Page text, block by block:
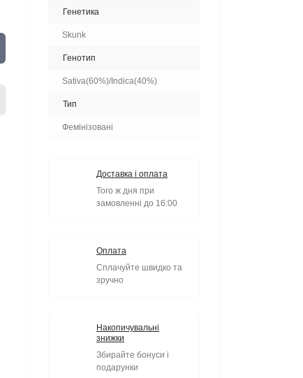
Генетика
Skunk
Генотип
Sativa(60%)/Indica(40%)
Тип
Фемінізовані
Доставка і оплата
Того ж дня при
замовленні до 16:00
Оплата
Сплачуйте швидко та
зручно
Накопичувальні
знижки
Збирайте бонуси і
подарунки